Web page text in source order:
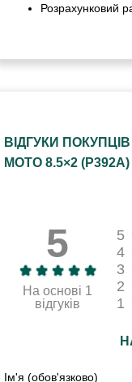
Розрахунковий
ВІДГУКИ
MOTO 8.5×2
5
На основі 1
відгуків
5
4
3
2
1
Ім'я (обов'язково)